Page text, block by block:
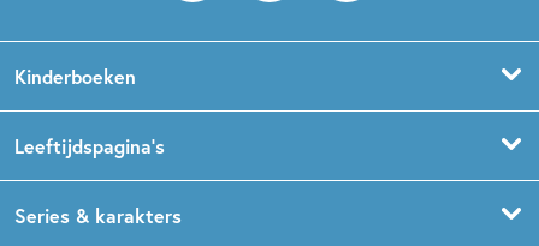
Kinderboeken
Prentenboeken
Leeftijdspagina’s
Series & karakters